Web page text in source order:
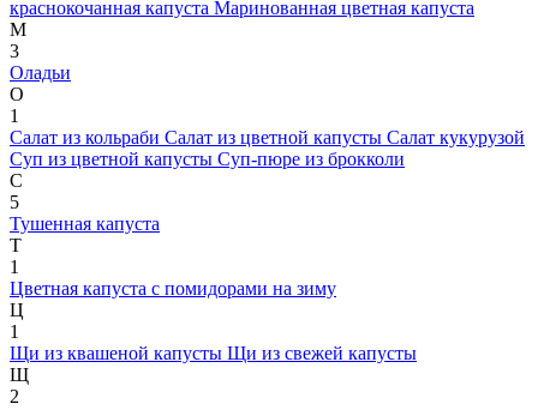
краснокочанная капуста Маринованная цветная капуста
М
3
Оладьи
О
1
Салат из кольраби Салат из цветной капусты Салат кукурузой
Суп из цветной капусты Суп-пюре из брокколи
С
5
Тушенная капуста
Т
1
Цветная капуста с помидорами на зиму
Ц
1
Щи из квашеной капусты Щи из свежей капусты
Щ
2